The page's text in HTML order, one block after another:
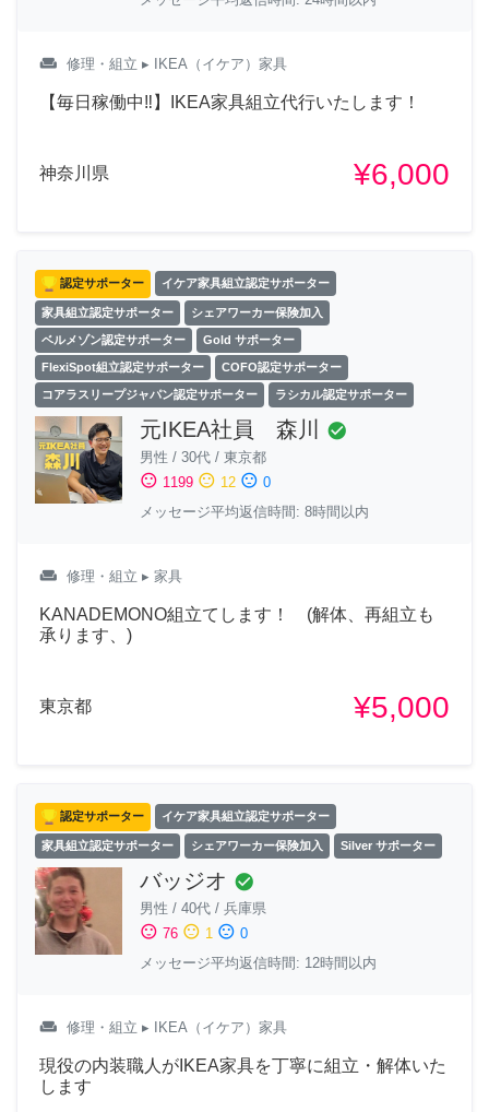
weekend 修理・組立 ▸ IKEA（イケア）家具
【毎日稼働中‼︎】IKEA家具組立代行いたします！
神奈川県 ¥6,000
認定サポーター イケア家具組立認定サポーター
家具組立認定サポーター シェアワーカー保険加入
ベルメゾン認定サポーター Gold サポーター
FlexiSpot組立認定サポーター COFO認定サポーター
コアラスリープジャパン認定サポーター ラシカル認定サポーター
元IKEA社員 森川 check_circle
男性 / 30代 / 東京都
sentiment_satisfied 1199 sentiment_neutral 12 sentiment_dissatisfied 0
メッセージ平均返信時間: 8時間以内
weekend 修理・組立 ▸ 家具
KANADEMONO組立てします！ (解体、再組立も
承ります、)
東京都 ¥5,000
認定サポーター イケア家具組立認定サポーター
家具組立認定サポーター シェアワーカー保険加入 Silver サポーター
バッジオ check_circle
男性 / 40代 / 兵庫県
sentiment_satisfied 76 sentiment_neutral 1 sentiment_dissatisfied 0
メッセージ平均返信時間: 12時間以内
weekend 修理・組立 ▸ IKEA（イケア）家具
現役の内装職人がIKEA家具を丁寧に組立・解体いた
します